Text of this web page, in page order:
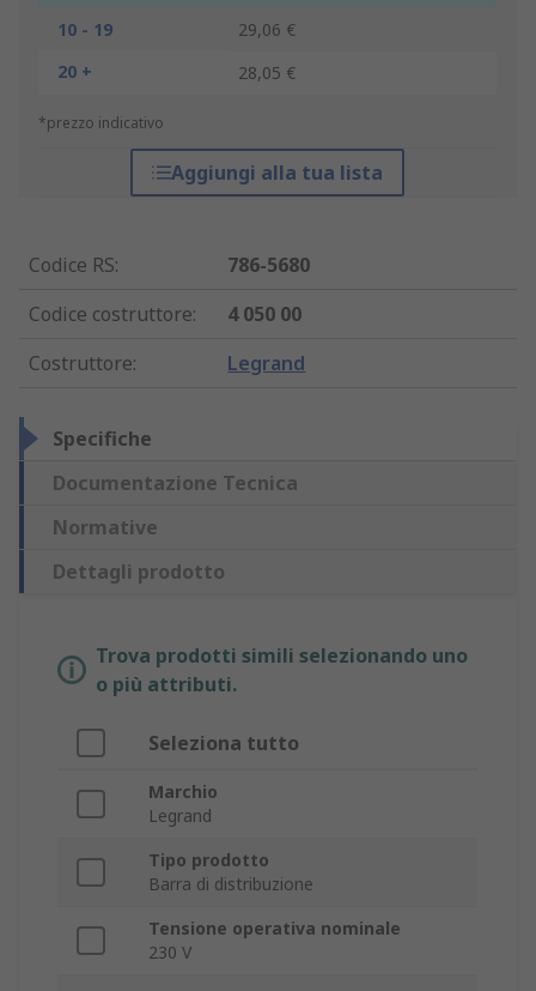
10 - 19
29,06 €
20 +
28,05 €
*prezzo indicativo
Aggiungi alla tua lista
Codice RS:
786-5680
Codice costruttore:
4 050 00
Costruttore: Legrand
Specifiche
Documentazione Tecnica
Normative
Dettagli prodotto
Trova prodotti simili selezionando uno
o più attributi.
Seleziona tutto
Marchio
Legrand
Tipo prodotto
Barra di distribuzione
Tensione operativa nominale
230 V